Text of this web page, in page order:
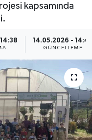
kapsamında
14.05.2026 -
GÜNCELLEME